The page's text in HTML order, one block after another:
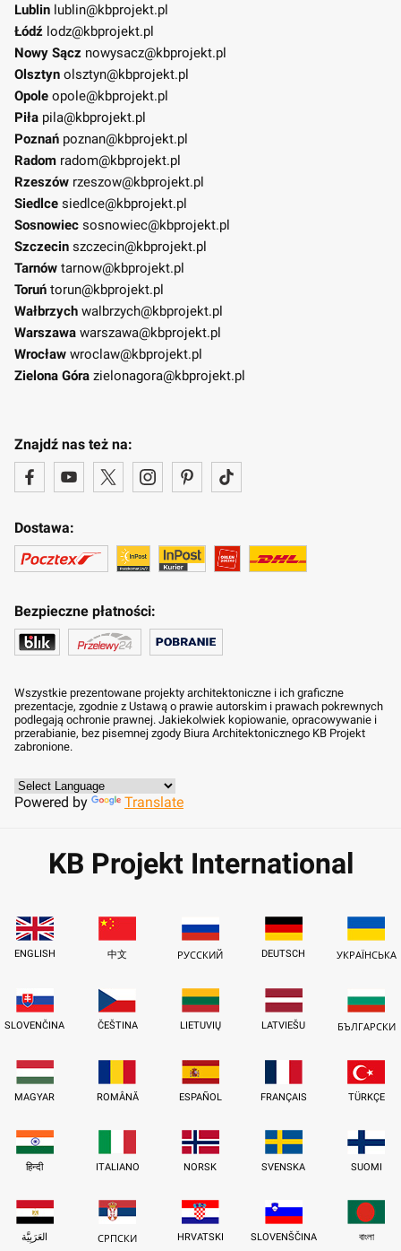
Lublin lublin@kbprojekt.pl
Łódź lodz@kbprojekt.pl
Nowy Sącz nowysacz@kbprojekt.pl
Olsztyn olsztyn@kbprojekt.pl
Opole opole@kbprojekt.pl
Piła pila@kbprojekt.pl
Poznań poznan@kbprojekt.pl
Radom radom@kbprojekt.pl
Rzeszów rzeszow@kbprojekt.pl
Siedlce siedlce@kbprojekt.pl
Sosnowiec sosnowiec@kbprojekt.pl
Szczecin szczecin@kbprojekt.pl
Tarnów tarnow@kbprojekt.pl
Toruń torun@kbprojekt.pl
Wałbrzych walbrzych@kbprojekt.pl
Warszawa warszawa@kbprojekt.pl
Wrocław wroclaw@kbprojekt.pl
Zielona Góra zielonagora@kbprojekt.pl
Znajdź nas też na:
Dostawa:
Bezpieczne płatności:
Wszystkie prezentowane projekty architektoniczne i ich graficzne
prezentacje, zgodnie z Ustawą o prawie autorskim i prawach pokrewnych
podlegają ochronie prawnej. Jakiekolwiek kopiowanie, opracowywanie i
przerabianie, bez pisemnej zgody Biura Architektonicznego KB Projekt
zabronione.
Powered by Translate
KB Projekt International
ENGLISH 中文 РУССКИЙ DEUTSCH УКРАЇНСЬКА
SLOVENČINA ČEŠTINA LIETUVIŲ LATVIEŠU БЪЛГАРСКИ
MAGYAR ROMÂNĂ ESPAÑOL FRANÇAIS TÜRKÇE
हिन्दी ITALIANO NORSK SVENSKA SUOMI
العَرَبِيَّة СРПСКИ HRVATSKI SLOVENŠČINA বাংলা